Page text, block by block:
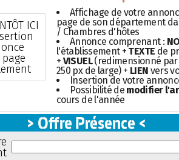
ICI
Affichage de votre
page de son département
/ Chambres d'hôtes
Annonce comprenant :
l'établissement +TEXTE de
+ VISUEL(redimensionné par
250 px de large) + LIEN vers
Insertion de votre
Possibilité de modifier
cours de l'année
> Offre Présence <